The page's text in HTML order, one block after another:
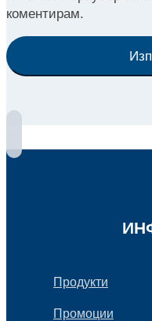
коментирам.
Продукти
Промоции